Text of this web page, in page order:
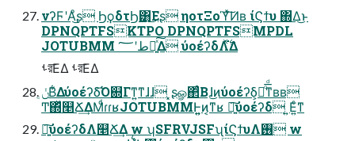
νʔϜʹΑ͏ͦ͜ʂ ϦϙδτϦ͸͜Εʂ ηοτΞοϓͯ͠Ͷʙ ίϚϯυ ΍Δ͜ͱ
DPNQPTFSKTPO DPNQPTFSMPDL
JOTUBMM طʹ؅ཧ͍ͯ͠Δ ύοέʔδΛ࣋ͬͯ͘Δ
ࢀর͞ΕΔ ࢀর͞ΕΔ
ݩ͔Β͋Δύοέʔδ͡Ό଍Γͳ͍ͳɺɺ ͓ʂௐ΂ͨΒɺ͜ͷύοέʔδ͕ྑͦ͞͏ͩͳʙʙ
Ͳ͏΍ͬͯ௥Ճ͢ΔΜͩɾɾʁJOTUBMMͰ͍͍ͷ͔ͳʁ ৽͍͠ύοέʔδ ͍Ε͍ͨͳ
৽͍͠ύοέʔδΛ௥Ճ͢Δ w ʮSFRVJSFʯίϚϯυΛ࢖͏ w